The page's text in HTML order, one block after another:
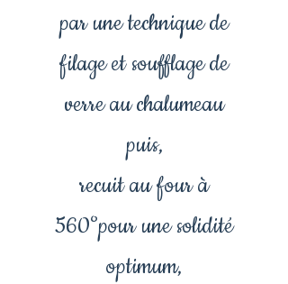
par une technique de
filage et soufflage de
verre au chalumeau
puis,
recuit au four à
560°pour une solidité
optimum,